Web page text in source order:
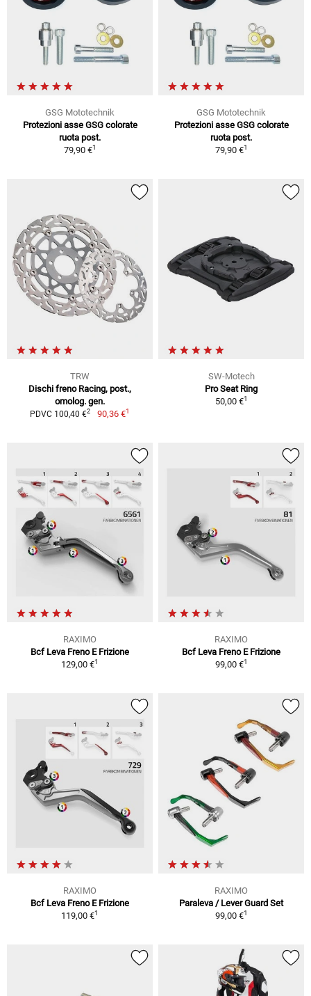
GSG Mototechnik
Protezioni asse GSG colorate
ruota post.
79,90 €1
GSG Mototechnik
Protezioni asse GSG colorate
ruota post.
79,90 €1
TRW
Dischi freno Racing, post.,
omolog. gen.
PDVC 100,40 €2 90,36 €1
SW-Motech
Pro Seat Ring
50,00 €1
RAXIMO
Bcf Leva Freno E Frizione
129,00 €1
RAXIMO
Bcf Leva Freno E Frizione
99,00 €1
RAXIMO
Bcf Leva Freno E Frizione
119,00 €1
RAXIMO
Paraleva / Lever Guard Set
99,00 €1